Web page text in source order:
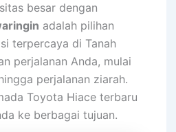
besar dengan
adalah pilihan
terpercaya di Tanah
perjalanan Anda, mulai
perjalanan ziarah.
Toyota Hiace terbaru
ke berbagai tujuan.